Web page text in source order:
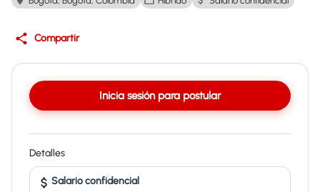
Compartir
Inicia sesión para postular
Detalles
Salario confidencial